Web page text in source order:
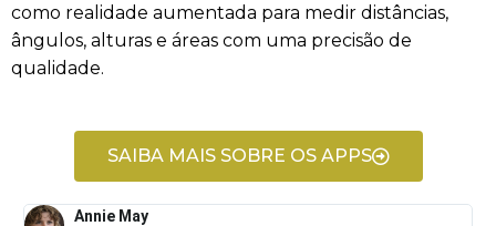
como realidade aumentada para medir distâncias,
ângulos, alturas e áreas com uma precisão de
qualidade.
SAIBA MAIS SOBRE OS APPS
Annie May